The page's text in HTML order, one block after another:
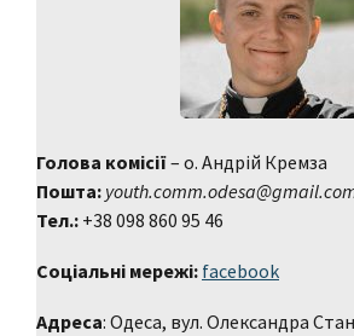
Голова комісії– о. Андрій Кремза
Пошта:
Тел.: +38 098 860 95 46
Соціальні мережі: facebook
Адреса: Одеса, вул. Олександра